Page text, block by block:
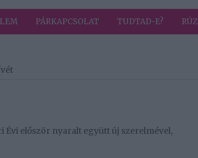
PÁRKAPCSOLAT TUDTAD-E?
Évi először nyaralt együtt új szerelmével,